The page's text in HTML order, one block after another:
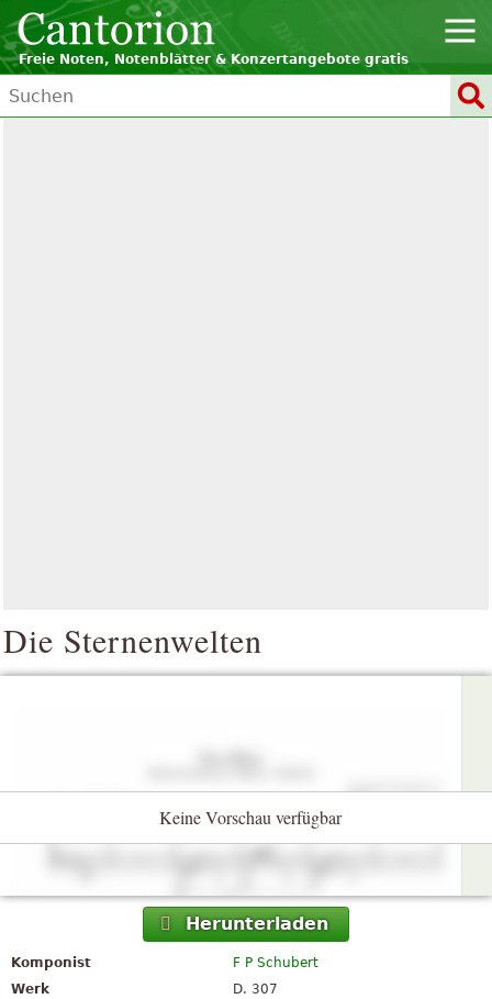
Freie Noten, Notenblätter & Konzertangebote gratis
Die Sternenwelten
Keine Vorschau verfügbar
Herunterladen
Komponist
F P Schubert
Werk
D. 307